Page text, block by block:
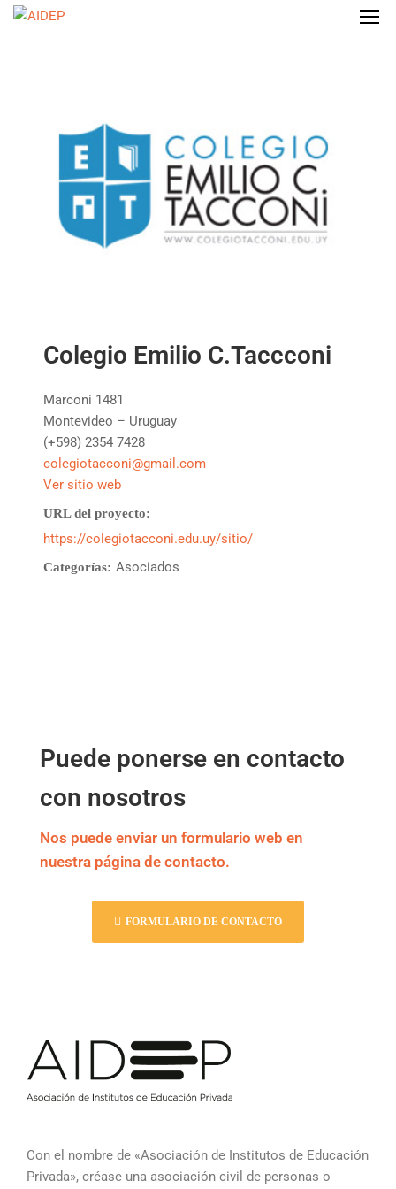
Colegio Emilio C.Taccconi
Marconi 1481
Montevideo – Uruguay
(+598) 2354 7428
colegiotacconi@gmail.com
Ver sitio web
URL del proyecto:
https://colegiotacconi.edu.uy/sitio/
Categorías: Asociados
Puede ponerse en contacto
con nosotros
Nos puede enviar un formulario web en
nuestra página de contacto.
FORMULARIO DE CONTACTO
Con el nombre de «Asociación de Institutos de Educación
Privada», créase una asociación civil de personas o